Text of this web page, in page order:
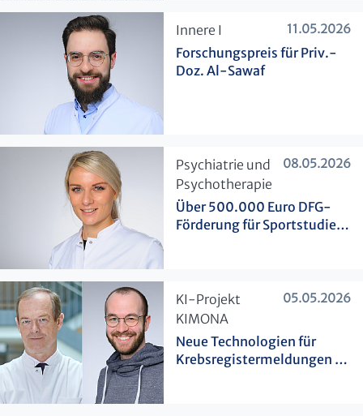
11.05.2026
​Innere I
Forschungspreis für Priv.-
Doz. Al-Sawaf
08.05.2026
​Psychiatrie und
Psychotherapie
Über 500.000 Euro DFG-
Förderung für Sportstudie
05.05.2026
​KI-Projekt
KIMONA
Neue Technologien für
Krebsregistermeldungen in